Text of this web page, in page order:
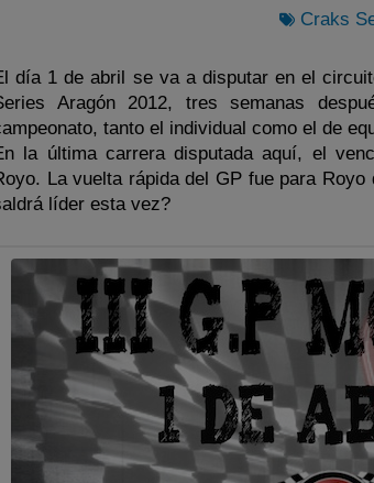
Craks
día 1 de abril se va a disputar en el
Aragón 2012, tres semanas
tanto el individual como el de
la última carrera disputada aquí, el
La vuelta rápida del GP fue para
líder esta vez?